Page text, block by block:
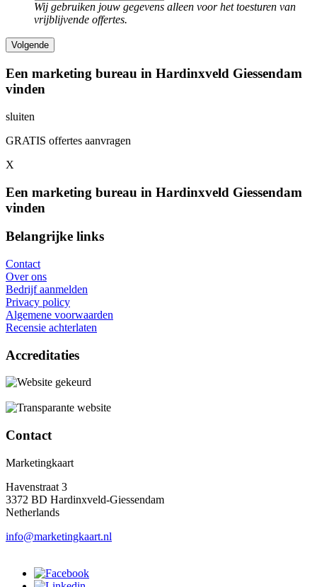
Wij gebruiken jouw gegevens alleen voor het toesturen van
vrijblijvende offertes.
Een marketing bureau in Hardinxveld Giessendam
vinden
sluiten
GRATIS offertes aanvragen
X
Een marketing bureau in Hardinxveld Giessendam
vinden
Belangrijke links
Contact
Over ons
Bedrijf aanmelden
Privacy policy
Algemene voorwaarden
Recensie achterlaten
Accreditaties
Contact
Marketingkaart
Havenstraat 3
3372 BD Hardinxveld-Giessendam
Netherlands
info@marketingkaart.nl